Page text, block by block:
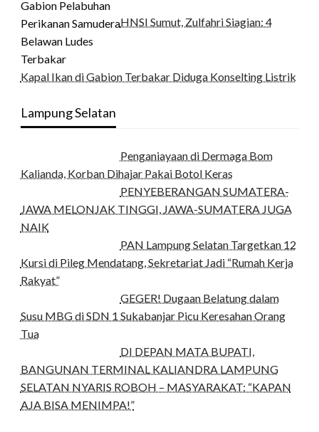
HNSI Sumut, Zulfahri Siagian: 4
Kapal Ikan di Gabion Terbakar Diduga Konselting Listrik
Lampung Selatan
Penganiayaan di Dermaga Bom
Kalianda, Korban Dihajar Pakai Botol Keras
PENYEBERANGAN SUMATERA-
JAWA MELONJAK TINGGI, JAWA-SUMATERA JUGA
NAIK
PAN Lampung Selatan Targetkan 12
Kursi di Pileg Mendatang, Sekretariat Jadi “Rumah Kerja
Rakyat”
GEGER! Dugaan Belatung dalam
Susu MBG di SDN 1 Sukabanjar Picu Keresahan Orang
Tua
DI DEPAN MATA BUPATI,
BANGUNAN TERMINAL KALIANDRA LAMPUNG
SELATAN NYARIS ROBOH – MASYARAKAT: “KAPAN
AJA BISA MENIMPA!”